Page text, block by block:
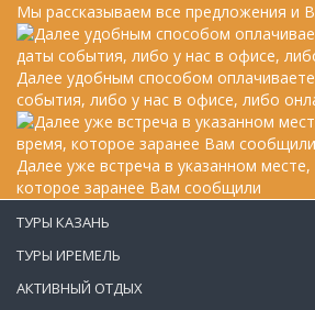
Мы рассказываем все предложения и
Далее удобным способом
события, либо у нас в офисе, либо
Далее уже встреча в указанном
которое заранее Вам сообщили
ТУРЫ КАЗАНЬ
ТУРЫ ИРЕМЕЛЬ
АКТИВНЫЙ ОТДЫХ